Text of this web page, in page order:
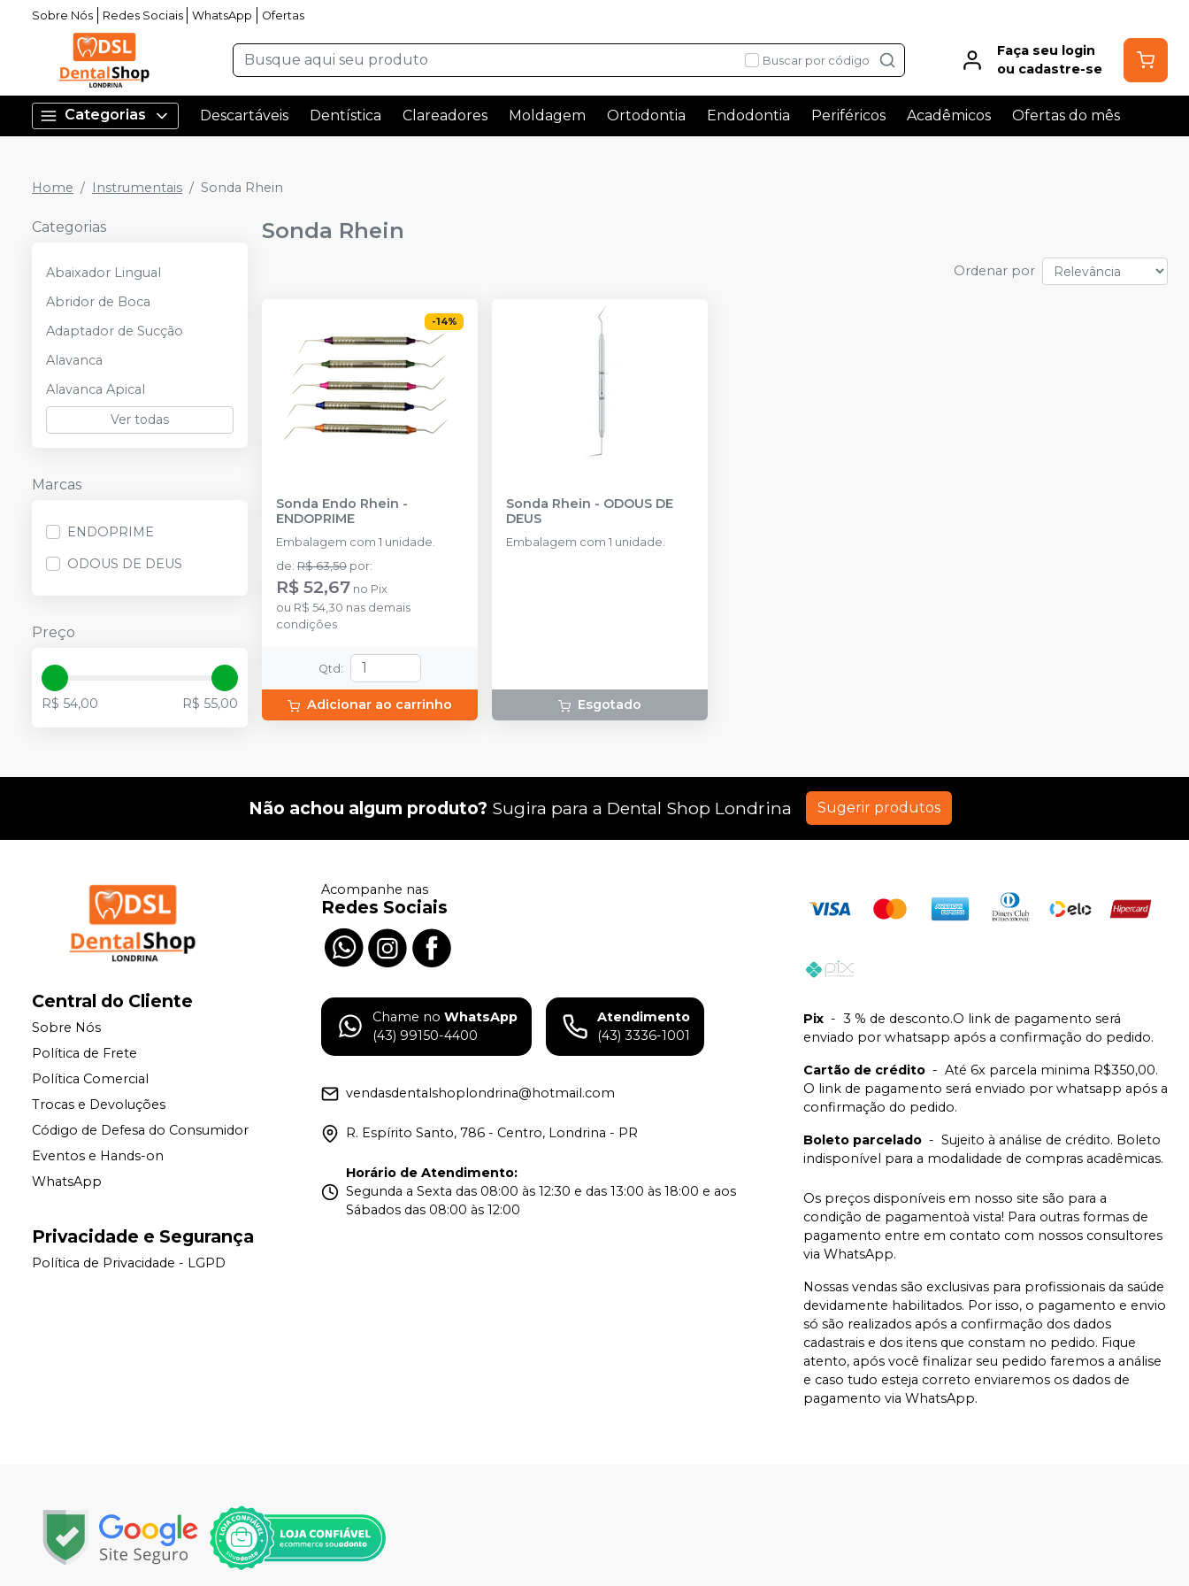
Sobre Nós Redes Sociais WhatsApp Ofertas
Buscar por código
Faça seu login
ou cadastre-se
Categorias Descartáveis Dentística Clareadores Moldagem Ortodontia Endodontia Periféricos Acadêmicos Ofertas do mês
Home Instrumentais Sonda Rhein
Categorias
Abaixador Lingual
Abridor de Boca
Adaptador de Sucção
Alavanca
Alavanca Apical
Ver todas
Marcas
ENDOPRIME
ODOUS DE DEUS
Preço
R$ 54,00 R$ 55,00
Sonda Rhein
Ordenar por
-14%
Sonda Endo Rhein -
ENDOPRIME
Embalagem com 1 unidade.
de: R$ 63,50 por:
R$ 52,67 no Pix
ou R$ 54,30 nas demais
condições
Qtd:
Adicionar ao carrinho
Sonda Rhein - ODOUS DE
DEUS
Embalagem com 1 unidade.
Esgotado
Não achou algum produto? Sugira para a Dental Shop Londrina Sugerir produtos
Central do Cliente
Sobre Nós
Política de Frete
Política Comercial
Trocas e Devoluções
Código de Defesa do Consumidor
Eventos e Hands-on
WhatsApp
Privacidade e Segurança
Política de Privacidade - LGPD
Acompanhe nas
Redes Sociais
Chame no WhatsApp
(43) 99150-4400
Atendimento
(43) 3336-1001
vendasdentalshoplondrina@hotmail.com
R. Espírito Santo, 786 - Centro, Londrina - PR
Horário de Atendimento:
Segunda a Sexta das 08:00 às 12:30 e das 13:00 às 18:00 e aos
Sábados das 08:00 às 12:00
Pix - 3 % de desconto.O link de pagamento será
enviado por whatsapp após a confirmação do pedido.
Cartão de crédito - Até 6x parcela minima R$350,00.
O link de pagamento será enviado por whatsapp após a
confirmação do pedido.
Boleto parcelado - Sujeito à análise de crédito. Boleto
indisponível para a modalidade de compras acadêmicas.
Os preços disponíveis em nosso site são para a
condição de pagamentoà vista! Para outras formas de
pagamento entre em contato com nossos consultores
via WhatsApp.
Nossas vendas são exclusivas para profissionais da saúde
devidamente habilitados. Por isso, o pagamento e envio
só são realizados após a confirmação dos dados
cadastrais e dos itens que constam no pedido. Fique
atento, após você finalizar seu pedido faremos a análise
e caso tudo esteja correto enviaremos os dados de
pagamento via WhatsApp.